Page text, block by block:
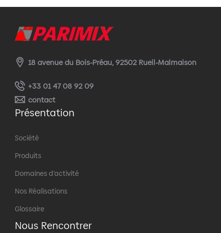
18 avenue du Bois-Préau, 92502 Rueil-Malmaison
+33 01 47 08 92 09
contact
Présentation
Société
Produits
Domaines d’activité
Nos Réalisations
Glossaire
Nous Rencontrer